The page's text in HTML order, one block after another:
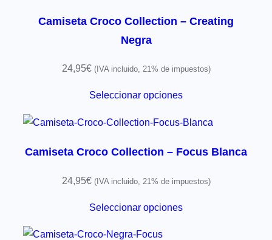
Camiseta Croco Collection – Creating
Negra
24,95€ (IVA incluido, 21% de impuestos)
Seleccionar opciones
Camiseta Croco Collection – Focus Blanca
24,95€ (IVA incluido, 21% de impuestos)
Seleccionar opciones